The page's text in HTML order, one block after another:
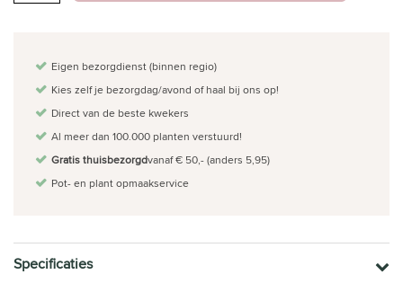
Eigen bezorgdienst (binnen regio)
Kies zelf je bezorgdag/avond of haal bij ons op!
Direct van de beste kwekers
Al meer dan 100.000 planten verstuurd!
Gratis thuisbezorgdvanaf € 50,- (anders 5,95)
Pot- en plant opmaakservice
Specificaties